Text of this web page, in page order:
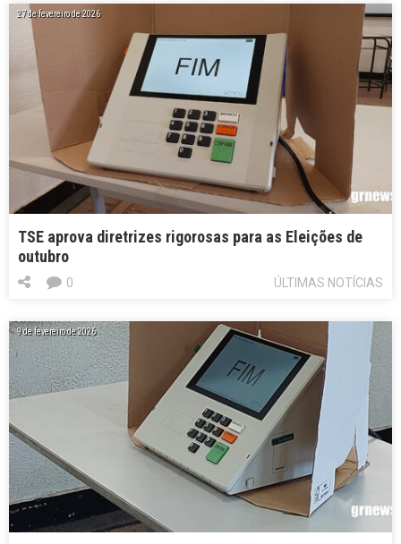
27 de fevereiro de 2026
TSE aprova diretrizes rigorosas para as Eleições de
outubro
ÚLTIMAS NOTÍCIAS
0
9 de fevereiro de 2026